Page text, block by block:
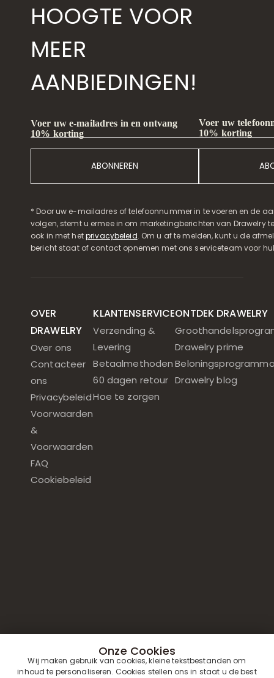
HOOGTE VOOR
MEER
AANBIEDINGEN!
Voer uw e-mailadres in en ontvang
10% korting
ABONNEREN
Voer uw
10% korting
* Door uw e-mailadres of telefoonnummer in te voeren en de
volgen, stemt u ermee in om marketingberichten van Drawelry
ook in met hetprivacybeleid. Om u af te melden, kunt u de
bericht staat of contact opnemen met ons serviceteam voor
OVER
DRAWELRY
Over ons
Contacteer
ons
Privacybeleid
Voorwaarden
&
Voorwaarden
FAQ
Cookiebeleid
KLANTENSERVICE
Verzending &
Levering
Betaalmethoden
60 dagen retour
Hoe te zorgen
ONTDEK DRAWELRY
Drawelry prime
Drawelry blog
Onze Cookies
Wij maken gebruik van cookies, kleine tekstbestanden om
inhoud te personaliseren. Cookies stellen ons in staat u de best